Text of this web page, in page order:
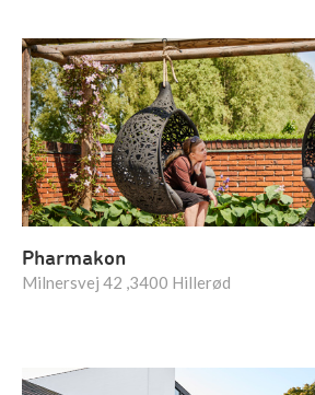
Pharmakon
Milnersvej 42 ,3400 Hillerød